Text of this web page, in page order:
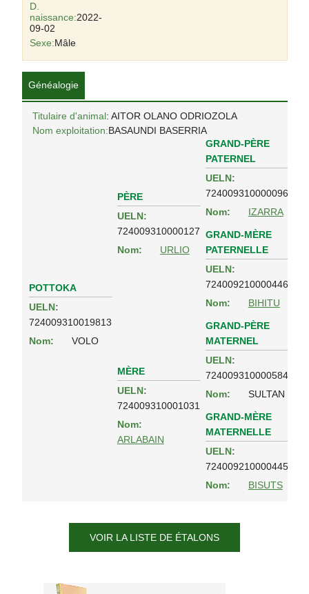
D.
naissance:2022-
09-02
Sexe:Mâle
Généalogie
Titulaire d'animal: AITOR OLANO ODRIOZOLA
Nom exploitation:BASAUNDI BASERRIA
POTTOKA
UELN:
724009310019813
Nom:
VOLO
PÈRE
UELN:
724009310000127
Nom:
URLIO
GRAND-PÈRE
PATERNEL
UELN:
724009310000096
Nom:
IZARRA
GRAND-MÈRE
PATERNELLE
UELN:
724009210000446
Nom:
BIHITU
MÈRE
UELN:
724009310001031
Nom:
ARLABAIN
GRAND-PÈRE
MATERNEL
UELN:
724009310000584
Nom:
SULTAN
GRAND-MÈRE
MATERNELLE
UELN:
724009210000445
Nom:
BISUTS
VOIR LA LISTE DE ÉTALONS